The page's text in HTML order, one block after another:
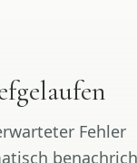
Fehler